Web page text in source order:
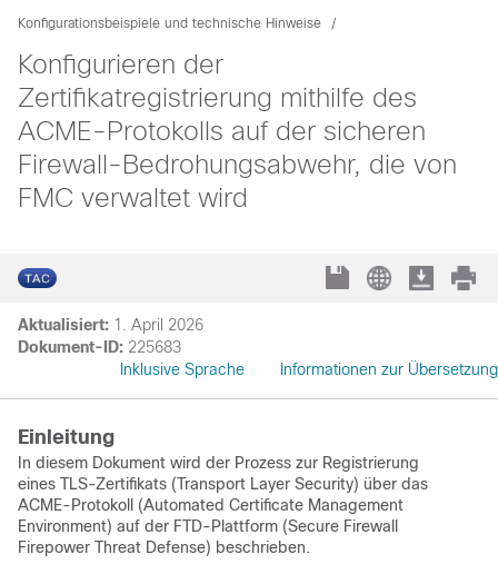
Konfigurationsbeispiele und technische Hinweise
Konfigurieren der
Zertifikatregistrierung mithilfe des
ACME-Protokolls auf der sicheren
Firewall-Bedrohungsabwehr, die von
FMC verwaltet wird
Aktualisiert: 1. April 2026
Dokument-ID: 225683
Inklusive Sprache
Informationen zur Übersetzung
Einleitung
In diesem Dokument wird der Prozess zur Registrierung
eines TLS-Zertifikats (Transport Layer Security) über das
ACME-Protokoll (Automated Certificate Management
Environment) auf der FTD-Plattform (Secure Firewall
Firepower Threat Defense) beschrieben.